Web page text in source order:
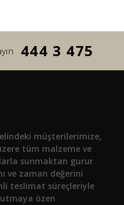
444 3 475
müşterilerimize,
tüm malzeme ve
sunmaktan gurur
ve zaman değerini
teslimat süreçleriyle
özen